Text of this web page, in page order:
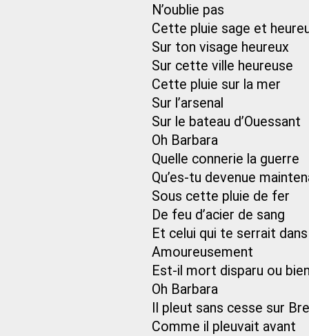
N’oublie pas
Cette pluie sage et
Sur ton visage heureux
Sur cette ville heureuse
Cette pluie sur la mer
Sur l’arsenal
Sur le bateau d’Ouessant
Oh Barbara
Quelle connerie la guerre
Qu’es-tu devenue
Sous cette pluie de fer
De feu d’acier de sang
Et celui qui te serrait
Amoureusement
Est-il mort disparu ou
Oh Barbara
Il pleut sans cesse sur
Comme il pleuvait avant